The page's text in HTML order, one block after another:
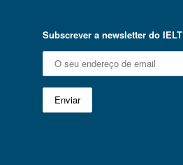
Subscrever a newsletter do IELT